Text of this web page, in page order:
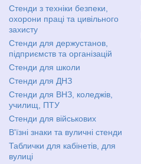
Стенди з техніки безпеки,
охорони праці та цивільного
захисту
Стенди для держустанов,
підприємств та організацій
Стенди для школи
Стенди для ДНЗ
Стенди для ВНЗ, коледжів,
училищ, ПТУ
Стенди для військових
В'їзні знаки та вуличні стенди
Таблички для кабінетів, для
вулиці